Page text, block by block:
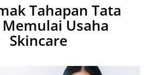
Tahapan Tata
Usaha
Skincare